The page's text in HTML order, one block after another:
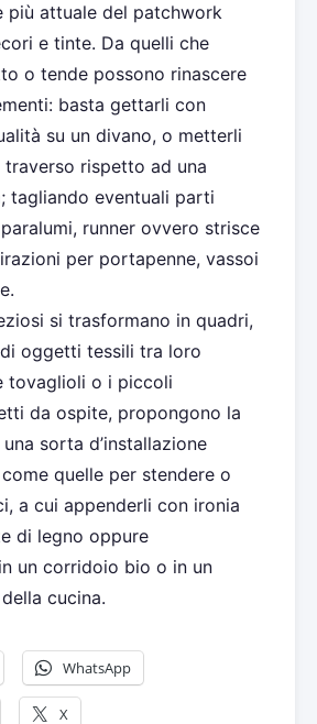
più attuale del patchwork
e tinte. Da quelli che
o tende possono rinascere
basta gettarli con
su un divano, o metterli
rispetto ad una
tagliando eventuali parti
runner ovvero strisce
per portapenne, vassoi
si trasformano in quadri,
oggetti tessili tra loro
tovaglioli o i piccoli
da ospite, propongono la
sorta d’installazione
quelle per stendere o
a cui appenderli con ironia
di legno oppure
un corridoio bio o in un
cucina.
WhatsApp
X